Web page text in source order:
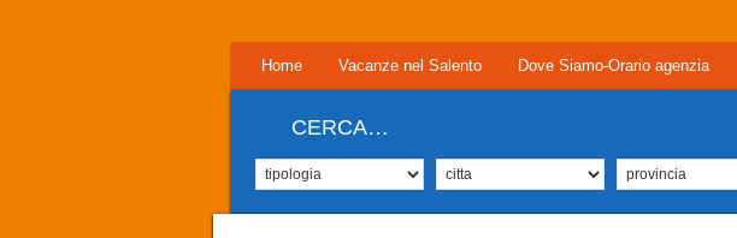
Home Vacanze nel Salento Dove Siamo-Orario agenzia
CERCA…